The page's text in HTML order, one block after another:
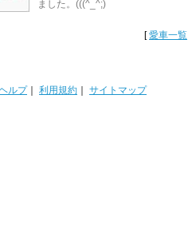
ました。(((^_^;)
[愛車一覧
ルプ｜ 利用規約 サイトマップ